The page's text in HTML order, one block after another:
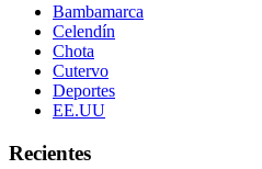
Bambamarca
Celendín
Chota
Cutervo
Deportes
EE.UU
Recientes